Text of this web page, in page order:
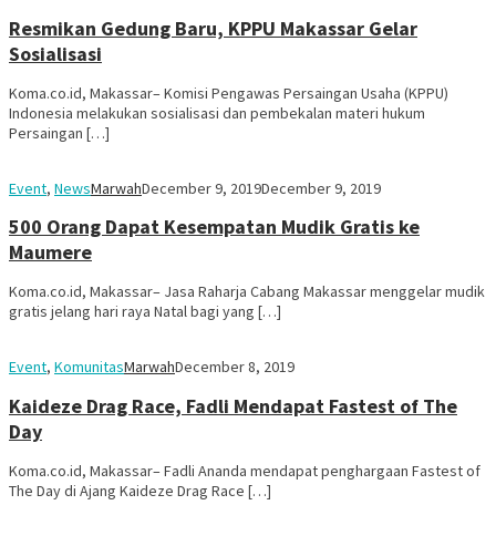
Resmikan Gedung Baru, KPPU Makassar Gelar
Sosialisasi
Koma.co.id, Makassar– Komisi Pengawas Persaingan Usaha (KPPU)
Indonesia melakukan sosialisasi dan pembekalan materi hukum
Persaingan […]
Event, NewsMarwahDecember 9, 2019December 9, 2019
500 Orang Dapat Kesempatan Mudik Gratis ke
Maumere
Koma.co.id, Makassar– Jasa Raharja Cabang Makassar menggelar mudik
gratis jelang hari raya Natal bagi yang […]
Event, KomunitasMarwahDecember 8, 2019
Kaideze Drag Race, Fadli Mendapat Fastest of The
Day
Koma.co.id, Makassar– Fadli Ananda mendapat penghargaan Fastest of
The Day di Ajang Kaideze Drag Race […]